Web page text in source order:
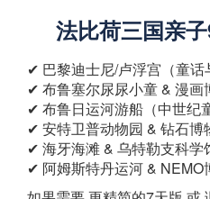
法比荷三国亲
✔ ​巴黎迪士尼/卢浮宫​（童话
✔ ​布鲁塞尔尿尿小童 & 漫画
✔ ​布鲁日运河游船​（中世纪
✔ ​安特卫普动物园 & 钻石博
✔ ​海牙海滩 & 乌特勒支科学
✔ ​阿姆斯特丹运河 & NEMO